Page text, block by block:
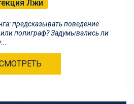
Лжи
предсказывать поведение
полиграф? Задумывались ли